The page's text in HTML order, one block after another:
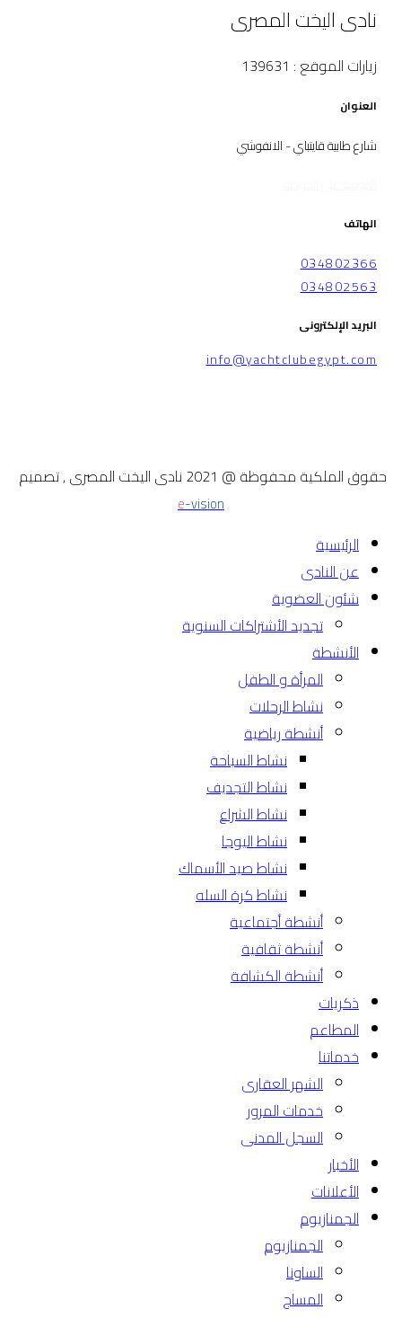
نادى اليخت المصرى
زيارات الموقع : 139631
العنوان
شارع طابية قايتباي - الانفوشي
الهاتف
034802366
034802563
البريد الإلكترونى
info@yachtclubegypt.com
حقوق الملكية محفوظة @ 2021 نادى اليخت المصرى , تصميم
e-vision
الرئيسية
عن النادى
شئون العضوية
تجديد الأشتراكات السنوية
الأنشطة
المرأة و الطفل
نشاط الرحلات
أنشطة رياضية
نشاط السباحة
نشاط التجديف
نشاط الشراع
نشاط اليوجا
نشاط صيد الأسماك
نشاط كرة السله
أنشطة أجتماعية
أنشطة ثقافية
أنشطة الكشافة
ذكريات
المطاعم
خدماتنا
الشهر العقارى
خدمات المرور
السجل المدنى
الأخبار
الأعلانات
الجمنازيوم
الجمنازيوم
الساونا
المساج